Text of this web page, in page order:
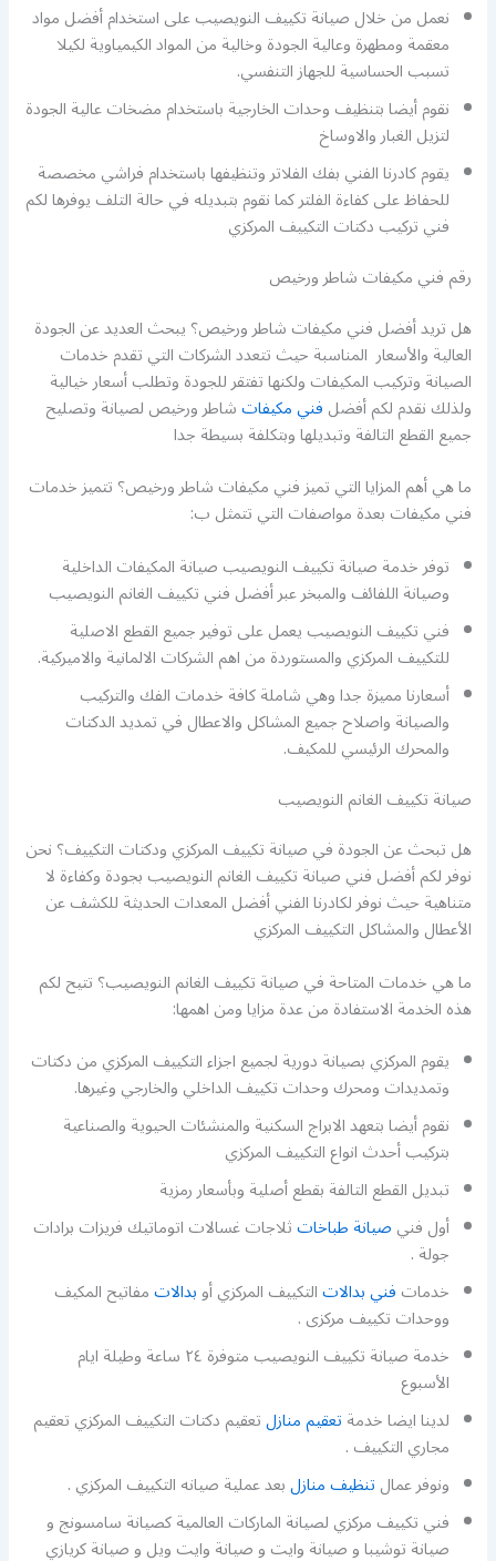
نعمل من خلال صيانة تكييف النويصيب على استخدام أفضل مواد
معقمة ومطهرة وعالية الجودة وخالية من المواد الكيمياوية لكيلا
تسبب الحساسية للجهاز التنفسي.
نقوم أيضا بتنظيف وحدات الخارجية باستخدام مضخات عالية الجودة
لتزيل الغبار والاوساخ
يقوم كادرنا الفني بفك الفلاتر وتنظيفها باستخدام فراشي مخصصة
للحفاظ على كفاءة الفلتر كما نقوم بتبديله في حالة التلف يوفرها لكم
فني تركيب دكتات التكييف المركزي
رقم فني مكيفات شاطر ورخيص
هل تريد أفضل فني مكيفات شاطر ورخيص؟ يبحث العديد عن الجودة
العالية والأسعار المناسبة حيث تتعدد الشركات التي تقدم خدمات
الصيانة وتركيب المكيفات ولكنها تفتقر للجودة وتطلب أسعار خيالية
ولذلك نقدم لكم أفضلفني مكيفاتشاطر ورخيص لصيانة وتصليح
جميع القطع التالفة وتبديلها وبتكلفة بسيطة جدا
ما هي أهم المزايا التي تميز فني مكيفات شاطر ورخيص؟ تتميز خدمات
فني مكيفات بعدة مواصفات التي تتمثل ب:
توفر خدمة صيانة تكييف النويصيب صيانة المكيفات الداخلية
وصيانة اللفائف والمبخر عبر أفضل فني تكييف الغانم النويصيب
فني تكييف النويصيب يعمل على توفير جميع القطع الاصلية
للتكييف المركزي والمستوردة من اهم الشركات الالمانية والاميركية.
أسعارنا مميزة جدا وهي شاملة كافة خدمات الفك والتركيب
والصيانة واصلاح جميع المشاكل والاعطال في تمديد الدكتات
والمحرك الرئيسي للمكيف.
صيانة تكييف الغانم النويصيب
هل تبحث عن الجودة في صيانة تكييف المركزي ودكتات التكييف؟ نحن
نوفر لكم أفضل فني صيانة تكييف الغانم النويصيب بجودة وكفاءة لا
متناهية حيث نوفر لكادرنا الفني أفضل المعدات الحديثة للكشف عن
الأعطال والمشاكل التكييف المركزي
ما هي خدمات المتاحة في صيانة تكييف الغانم النويصيب؟ تتيح لكم
هذه الخدمة الاستفادة من عدة مزايا ومن اهمها:
يقوم المركزي بصيانة دورية لجميع اجزاء التكييف المركزي من دكتات
وتمديدات ومحرك وحدات تكييف الداخلي والخارجي وغيرها.
نقوم أيضا بتعهد الابراج السكنية والمنشئات الحيوية والصناعية
بتركيب أحدث انواع التكييف المركزي
تبديل القطع التالفة بقطع أصلية وبأسعار رمزية
أول فنيصيانة طباخاتثلاجات غسالات اتوماتيك فريزات برادات
جولة .
خدماتفني بدالاتالتكييف المركزي أوبدالاتمفاتيح المكيف
ووحدات تكييف مركزى .
خدمة صيانة تكييف النويصيب متوفرة ٢٤ ساعة وطيلة ايام
الأسبوع
لدينا ايضا خدمةتعقيم منازلتعقيم دكتات التكييف المركزي تعقيم
مجاري التكييف .
ونوفر عمالتنظيف منازلبعد عملية صيانه التكييف المركزي .
فني تكييف مركزي لصيانة الماركات العالمية كصيانة سامسونج و
صيانة توشيبا و صيانة وايت و صيانة وايت ويل و صيانة كريازي